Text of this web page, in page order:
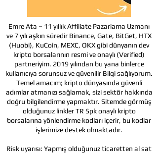
Emre Ata – 11 yıllık Affiliate Pazarlama Uzmanı
ve 7 yılı aşkın süredir Binance, Gate, BitGet, HTX
(Huobi), KuCoin, MEXC, OKX gibi dünyanın dev
kripto borsalarının resmi ve onaylı (Verified)
partneriyim. 2019 yılından bu yana binlerce
kullanıcıya sorunsuz ve güvenilir Bilgi sağlıyorum.
Temel amacım; kripto dünyasında güvenli
adımlar atmanızı sağlamak, sizi sektör hakkında
doğru bilgilendirme yapmaktır. Sitemde görmüş
olduğunuz linkler TR Spk onaylı kripto
borsalarına yönlendirme kodları içerir, bu kodlar
işlerimize destek olmaktadır.
Risk uyarısı: Yapmış olduğunuz ticaretten al sat